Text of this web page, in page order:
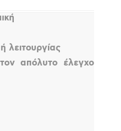
λειτουργίας
απόλυτο έλεγχο